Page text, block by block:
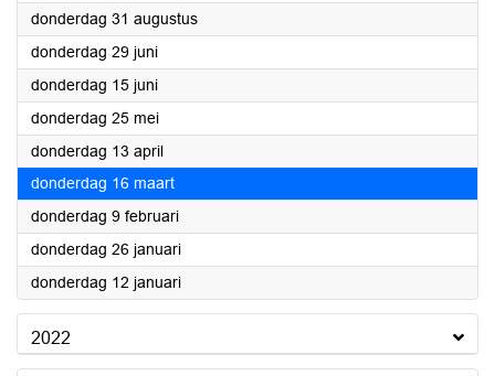
donderdag 31 augustus2023
donderdag 29 juni2023
donderdag 15 juni2023
donderdag 25 mei2023
donderdag 13 april2023
donderdag 16 maart2023
donderdag 9 februari2023
donderdag 26 januari2023
donderdag 12 januari2023
2022